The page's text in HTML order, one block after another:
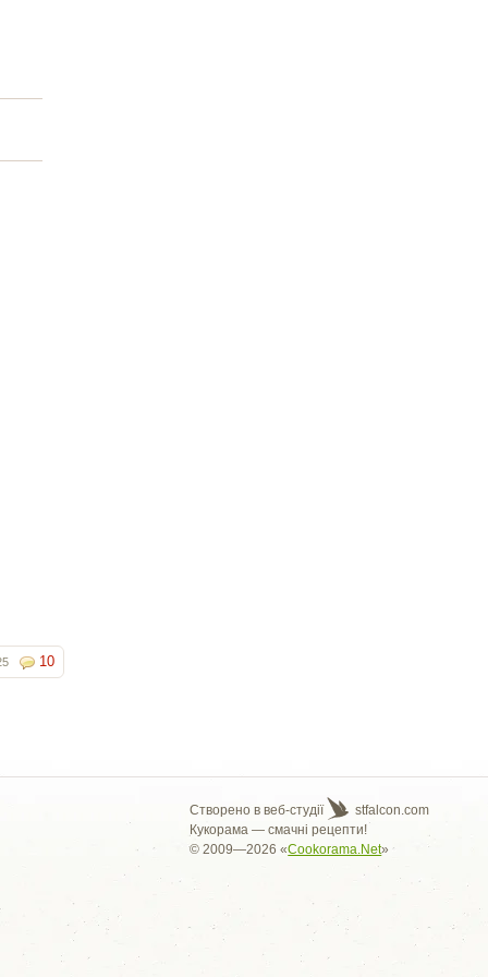
10
Створено в веб-студії
stfalcon.com
Кукорама — смачні рецепти!
© 2009—2026 «Cookorama.Net»